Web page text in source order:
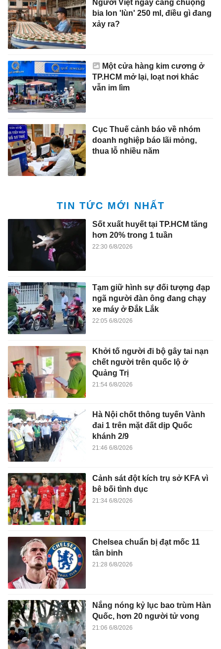
Người Việt ngày càng chuộng
bia lon 'lùn' 250 ml, điều gì đang
xảy ra?
Một cửa hàng kim cương ở
TP.HCM mở lại, loạt nơi khác
vẫn im lìm
Cục Thuế cảnh báo về nhóm
doanh nghiệp báo lãi mỏng,
thua lỗ nhiều năm
TIN TỨC MỚI NHẤT
Sốt xuất huyết tại TP.HCM tăng
hơn 20% trong 1 tuần
22:30 6/8/2026
Tạm giữ hình sự đối tượng đạp
ngã người đàn ông đang chạy
xe máy ở Đắk Lắk
22:05 6/8/2026
Khởi tố người đi bộ gây tai nạn
chết người trên quốc lộ ở
Quảng Trị
21:54 6/8/2026
Hà Nội chốt thông tuyến Vành
đai 1 trên mặt đất dịp Quốc
khánh 2/9
21:46 6/8/2026
Cảnh sát đột kích trụ sở KFA vì
bê bối tình dục
21:34 6/8/2026
Chelsea chuẩn bị đạt mốc 11
tân binh
21:28 6/8/2026
Nắng nóng kỷ lục bao trùm Hàn
Quốc, hơn 20 người tử vong
21:06 6/8/2026